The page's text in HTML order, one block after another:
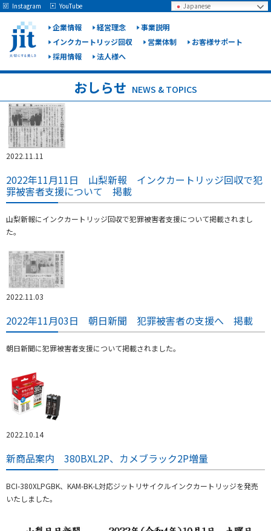
企業情報 経営理念
事業説明
インクカートリッジ回収
営業体制
お客様サポート
採用情報
法人様へ
Japanese
Instagram YouTube
おしらせ NEWS & TOPICS
2022.11.11
2022年11月11日 山梨新報 インクカートリッジ回収で犯
罪被害者支援について 掲載
山梨新報にインクカートリッジ回収で犯罪被害者支援について掲載されまし
た。
2022.11.03
2022年11月03日 朝日新聞 犯罪被害者の支援へ 掲載
朝日新聞に犯罪被害者支援について掲載されました。
2022.10.14
新商品案内 380BXL2P、カメブラック2P増量
BCI-380XLPGBK、KAM-BK-L対応ジットリサイクルインクカートリッジを発売
いたしました。
May we use cookies to track your activities? We take your privacy very seriously.
Please see our privacy policy for details and any questions.YesNo